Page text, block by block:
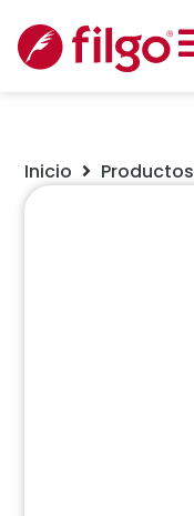
Inicio Productos